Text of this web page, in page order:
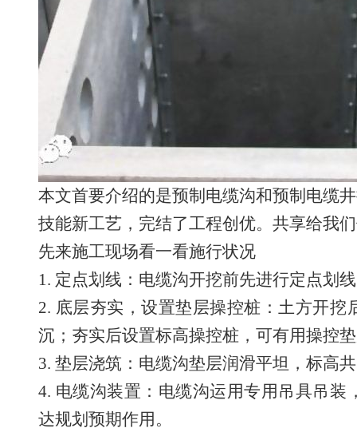
本文首要介绍的是预制电缆沟和预制电缆
技能新工艺，完结了工程创优。共享给我
先来施工现场看一看施行状况
1. 定点划线：电缆沟开挖前先进行定点划
2. 底层夯实，设置垫层操控桩：土方开
沉；夯实后设置标高操控桩，可有用操控
3. 垫层浇筑：电缆沟垫层润滑平坦，标高
4. 电缆沟装置：电缆沟运用专用吊具吊
达规划预期作用。